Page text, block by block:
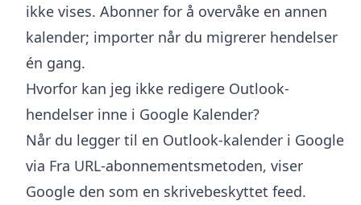
ikke vises. Abonner for å overvåke en annen
kalender; importer når du migrerer hendelser
én gang.
Hvorfor kan jeg ikke redigere Outlook-
hendelser inne i Google Kalender?
Når du legger til en Outlook-kalender i Google
via Fra URL-abonnementsmetoden, viser
Google den som en skrivebeskyttet feed.